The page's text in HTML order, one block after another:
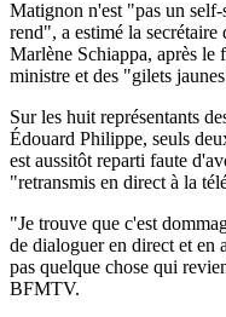
Matignon n'est "pas un
rend", a estimé la secrétaire
Marlène Schiappa, après le
ministre et des "gilets
Sur les huit représentants
Édouard Philippe, seuls
est aussitôt reparti faute
"retransmis en direct à la
"Je trouve que c'est
de dialoguer en direct et en
pas quelque chose qui
BFMTV.